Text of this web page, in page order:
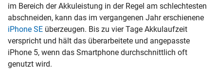
im Bereich der Akkuleistung in der Regel am schlechtesten
abschneiden, kann das im vergangenen Jahr erschienene
iPhone SE überzeugen. Bis zu vier Tage Akkulaufzeit
verspricht und hält das überarbeitete und angepasste
iPhone 5, wenn das Smartphone durchschnittlich oft
genutzt wird.